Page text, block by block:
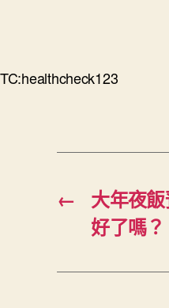
TC:healthcheck123
←
大年夜
好了嗎？